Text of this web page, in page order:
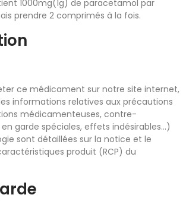
1000mg(1g) de paracetamol par
prendre 2 comprimés à la fois.
ce médicament sur notre site internet,
informations relatives aux précautions
médicamenteuses, contre-
garde spéciales, effets indésirables...)
sont détaillées sur la notice et le
produit (RCP) du